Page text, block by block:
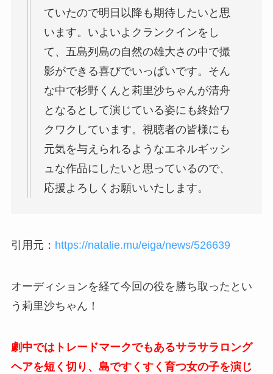
ていたので明日以降も期待したいと思
います。いよいよクランクインをし
て、五島列島の自然の雄大さの中で撮
影ができる喜びでいっぱいです。そん
な中で杉野くんと莉里沙ちゃんが清舟
となるとして演じている姿にも終始ワ
クワクしています。視聴者の皆様にも
元気を与えられるようなエネルギッシ
ュな作品にしたいと思っているので、
応援よろしくお願いいたします。
引用元： https://natalie.mu/eiga/news/526639
オーディションを経て今回の役を勝ち取ったとい
う莉里沙ちゃん！
劇中ではトレードマークでもあるサラサラロング
ヘアを短く切り、島ですくすく育つ女の子を演じ